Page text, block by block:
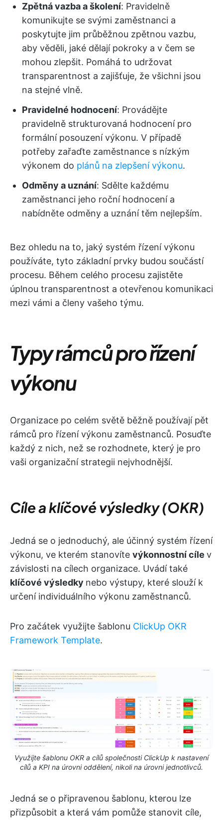
Zpětná vazba a školení: Pravidelně
komunikujte se svými zaměstnanci a
poskytujte jim průběžnou zpětnou vazbu,
aby věděli, jaké dělají pokroky a v čem se
mohou zlepšit. Pomáhá to udržovat
transparentnost a zajišťuje, že všichni jsou
na stejné vlně.
Pravidelné hodnocení: Provádějte
pravidelně strukturovaná hodnocení pro
formální posouzení výkonu. V případě
potřeby zařaďte zaměstnance s nízkým
výkonem do plánů na zlepšení výkonu.
Odměny a uznání: Sdělte každému
zaměstnanci jeho roční hodnocení a
nabídněte odměny a uznání těm nejlepším.
Bez ohledu na to, jaký systém řízení výkonu
používáte, tyto základní prvky budou součástí
procesu. Během celého procesu zajistěte
úplnou transparentnost a otevřenou komunikaci
mezi vámi a členy vašeho týmu.
Typy rámců pro řízení
výkonu
Organizace po celém světě běžně používají pět
rámců pro řízení výkonu zaměstnanců. Posuďte
každý z nich, než se rozhodnete, který je pro
vaši organizační strategii nejvhodnější.
Cíle a klíčové výsledky (OKR)
Jedná se o jednoduchý, ale účinný systém řízení
výkonu, ve kterém stanovíte výkonnostní cíle v
závislosti na cílech organizace. Uvádí také
klíčové výsledky nebo výstupy, které slouží k
určení individuálního výkonu zaměstnanců.
Pro začátek využijte šablonu ClickUp OKR
Framework Template.
Využijte šablonu OKR a cílů společnosti ClickUp k nastavení
cílů a KPI na úrovni oddělení, nikoli na úrovni jednotlivců.
Jedná se o připravenou šablonu, kterou lze
přizpůsobit a která vám pomůže stanovit cíle,